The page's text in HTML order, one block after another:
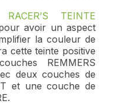
RACER’S TEINTE
avoir un aspect
la couleur de
cette teinte positive
REMMERS
deux couches de
et une couche de